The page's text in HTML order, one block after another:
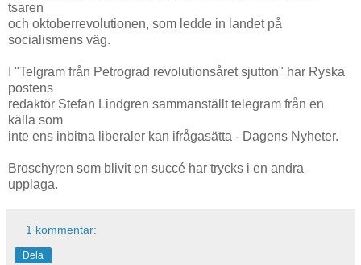
tsaren
och oktoberrevolutionen, som ledde in landet på
socialismens väg.
I "Telgram från Petrograd revolutionsåret sjutton" har Ryska
postens
redaktör Stefan Lindgren sammanställt telegram från en
källa som
inte ens inbitna liberaler kan ifrågasätta - Dagens Nyheter.
Broschyren som blivit en succé har trycks i en andra
upplaga.
1 kommentar:
Dela